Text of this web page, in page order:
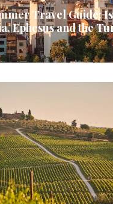
Travel Guide:
Ephesus and the